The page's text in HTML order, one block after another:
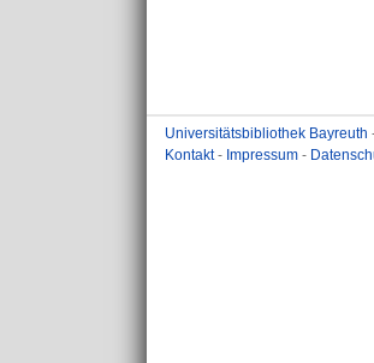
Universitätsbibliothek Bayreuth
Kontakt- Impressum -